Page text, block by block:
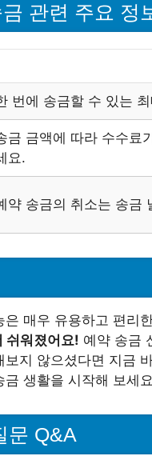
관련 주요 정
번에 송금할 수 있는
금 금액에 따라 수수료
요.
약 송금의 취소는 송금
은 매우 유용하고 편리
쉬워졌어요! 예약 송금
보지 않으셨다면 지금
금 생활을 시작해 보세
문 Q&A